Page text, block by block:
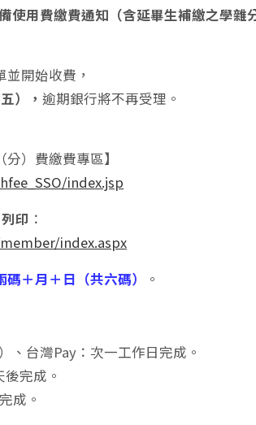
使用費繳費通知（含延畢生補繳之學雜
開始收費，
），逾期銀行將不再受理。
）費繳費專區】
index.jsp
印 ：
index.aspx
＋月＋日（共六碼）
。
、台灣Pay：次一工作日完成。
完成。
成。